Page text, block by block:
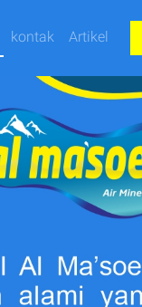
kontak Artikel